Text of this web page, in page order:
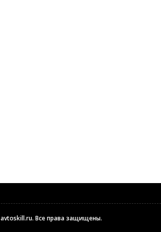
avtoskill.ru. Все права защищены.